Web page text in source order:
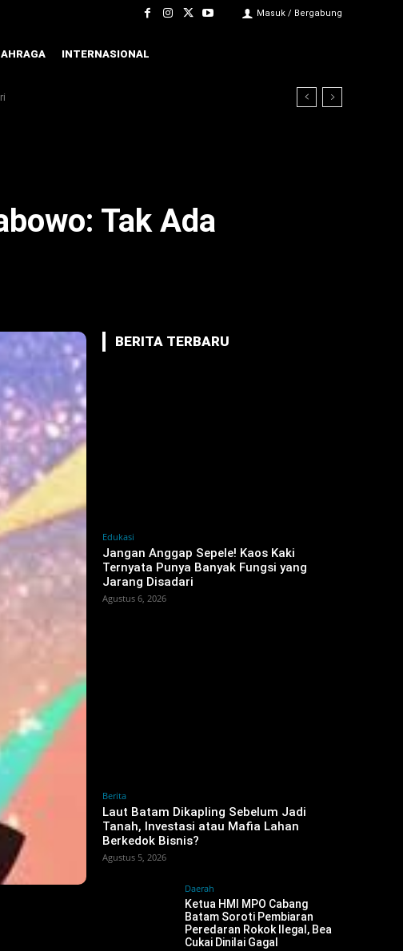
Masuk / Bergabung
INTERNASIONAL
Tak Ada
BERITA TERBARU
Edukasi
Jangan Anggap Sepele! Kaos Kaki
Ternyata Punya Banyak Fungsi yang
Jarang Disadari
Agustus 6, 2026
Berita
‎Laut Batam Dikapling Sebelum Jadi
Tanah, Investasi atau Mafia Lahan
Berkedok Bisnis?
Agustus 5, 2026
Daerah
Ketua HMI MPO Cabang
Batam Soroti Pembiaran
Peredaran Rokok Ilegal, Bea
Cukai Dinilai Gagal